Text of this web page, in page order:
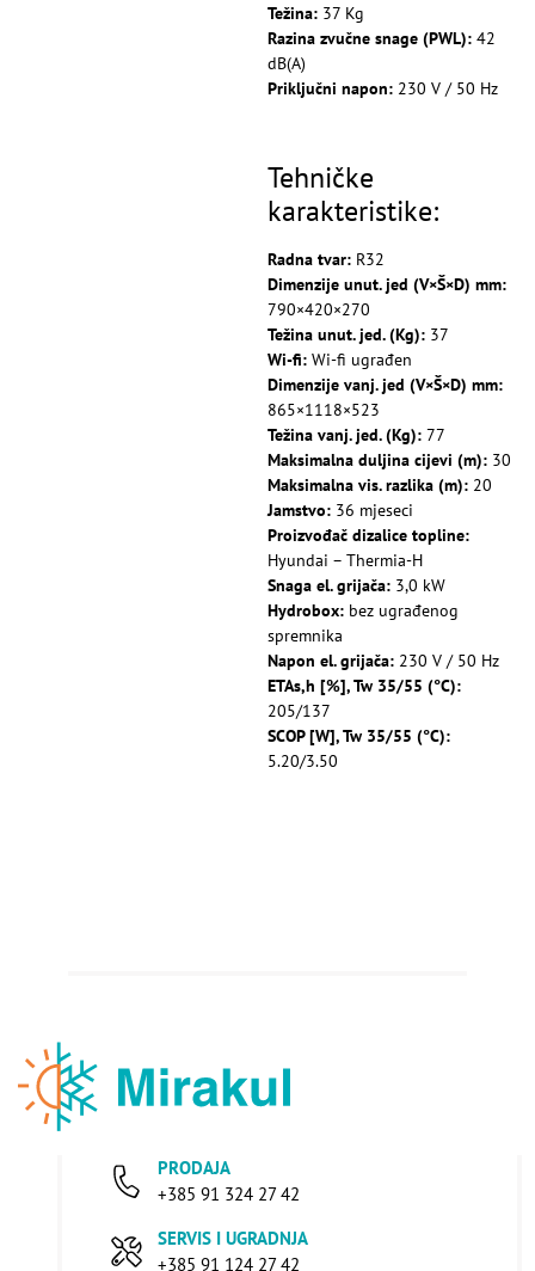
Težina: 37 Kg
Razina zvučne snage (PWL): 42
dB(A)
Priključni napon: 230 V / 50 Hz
Tehničke
karakteristike:
Radna tvar: R32
Dimenzije unut. jed (V×Š×D) mm:
790×420×270
Težina unut. jed. (Kg): 37
Wi-fi: Wi-fi ugrađen
Dimenzije vanj. jed (V×Š×D) mm:
865×1118×523
Težina vanj. jed. (Kg): 77
Maksimalna duljina cijevi (m): 30
Maksimalna vis. razlika (m): 20
Jamstvo: 36 mjeseci
Proizvođač dizalice topline:
Hyundai – Thermia-H
Snaga el. grijača: 3,0 kW
Hydrobox: bez ugrađenog
spremnika
Napon el. grijača: 230 V / 50 Hz
ETAs,h [%], Tw 35/55 (°C):
205/137
SCOP [W], Tw 35/55 (°C):
5.20/3.50
PRODAJA
+385 91 324 27 42
SERVIS I UGRADNJA
+385 91 124 27 42